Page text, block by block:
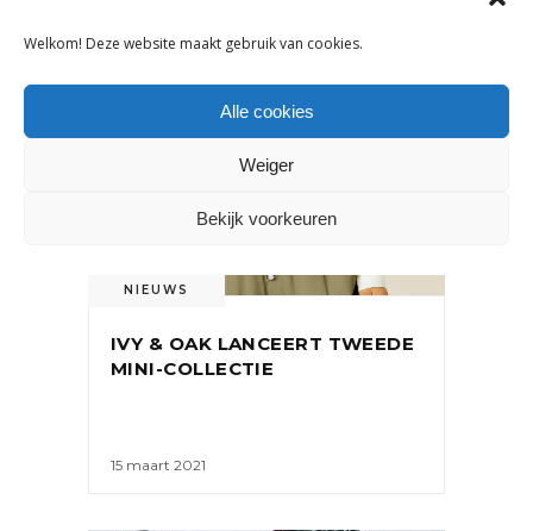
Welkom! Deze website maakt gebruik van cookies.
Alle cookies
Weiger
Bekijk voorkeuren
NIEUWS
IVY & OAK LANCEERT TWEEDE
MINI-COLLECTIE
15 maart 2021